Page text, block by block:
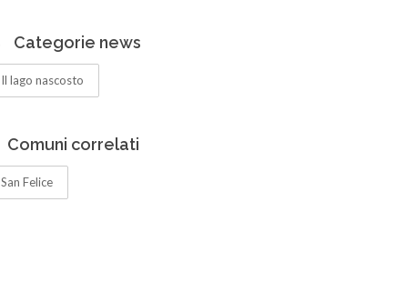
Categorie news
Il lago nascosto
Comuni correlati
San Felice